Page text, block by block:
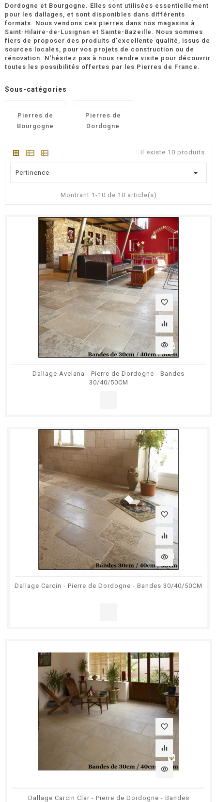
Dordogne et Bourgogne. Elles sont utilisées essentiellement
pour les dallages, et sont disponibles dans différents
formats. Nous vendons ces pierres dans nos magasins à
Saint-Hilaire-de-Lusignan et Sainte-Bazeille. Nous sommes
fiers de proposer des produits d'excellente qualité, issus de
sources locales, pour vos projets de construction ou de
rénovation. N'hésitez pas à nous rendre visite pour découvrir
toutes les possibilités offertes par les Pierres de France.
Sous-catégories
Pierres de
Bourgogne
Pierres de
Dordogne
Il existe 10 produits.
Pertinence 
Montrant 1-10 de 10 article(s)
favorite_border
equalizer
visibility
Dallage Avelana - Pierre de Dordogne - Bandes
30/40/50CM
favorite_border
equalizer
visibility
Dallage Carcin - Pierre de Dordogne - Bandes 30/40/50CM
favorite_border
equalizer
visibility
Dallage Carcin Clar - Pierre de Dordogne - Bandes